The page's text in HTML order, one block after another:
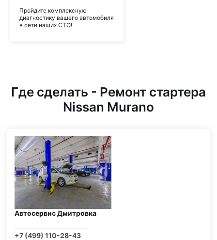
Пройдите комплексную
диагностику вашего автомобиля
в сети наших СТО!
Где сделать - Ремонт стартера
Nissan Murano
Автосервис Дмитровка
+7 (499) 110-28-43